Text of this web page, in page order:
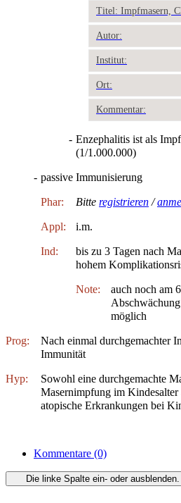
Titel: Impfmasern,
Autor:
Institut:
Ort:
Kommentar:
- Enzephalitis ist als
(1/1.000.000)
- passive Immunisierung
Phar: Bitte registrieren /
Appl: i.m.
Ind:
bis zu 3 Tagen nach
hohem
Note:
auch noch am
möglich
Prog:
Nach einmal durchgemachter
Immunität
Hyp:
Sowohl eine durchgemachte
Masernimpfung im
atopische Erkrankungen bei
Kommentare (0)
Die linke Spalte ein- oder ausblenden.